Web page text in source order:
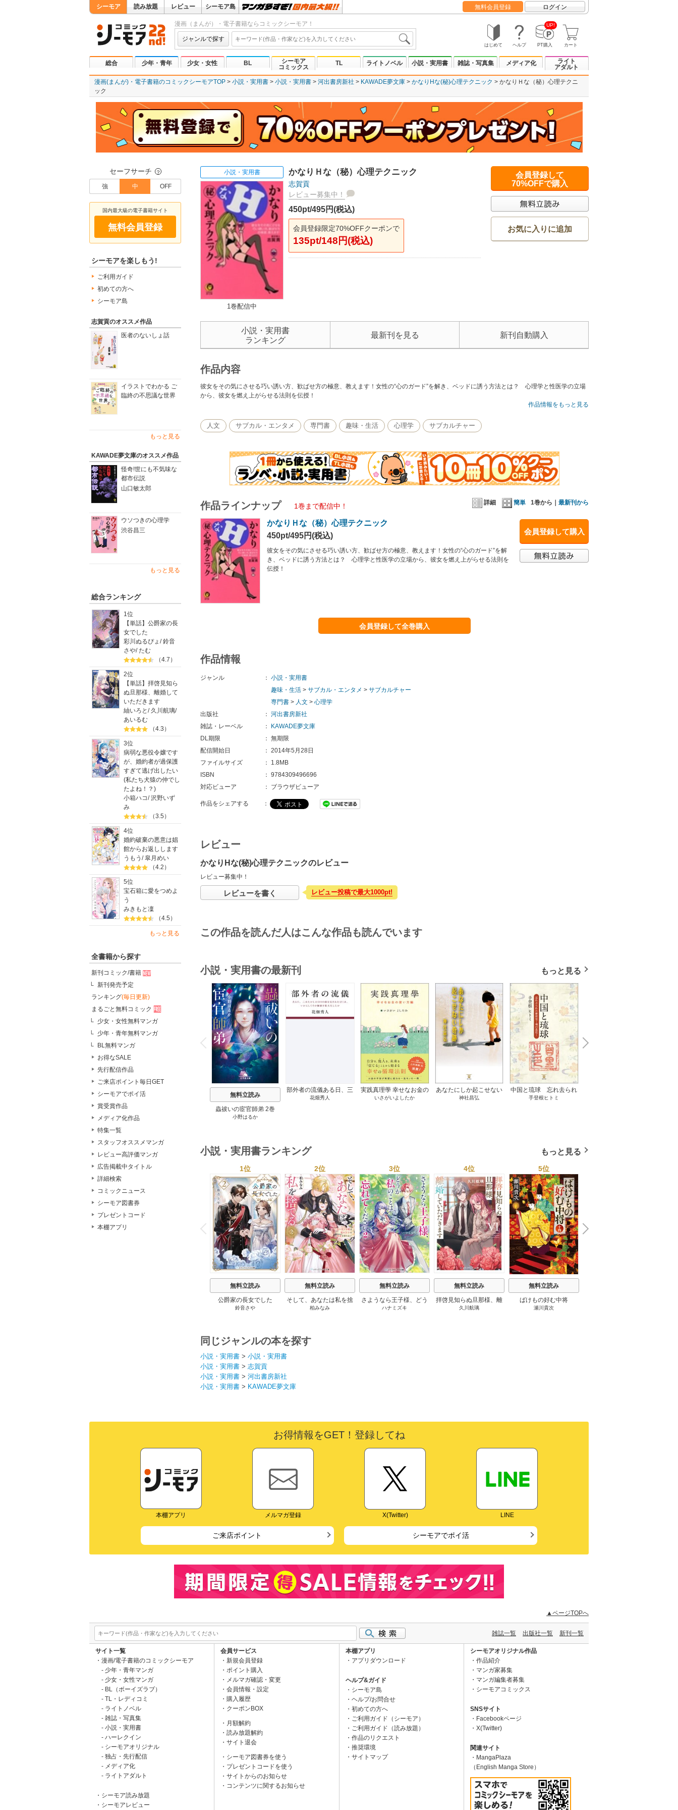
シーモア 読み放題 レビュー シーモア島 無料会員登録 ログイン
漫画（まんが）・電子書籍ならコミックシーモア！
ジャンルで探す
はじめて ヘルプ
UP!
PT購入 カート
総合 少年・青年 少女・女性 BL
シーモア
コミックス
TL ライトノベル 小説・実用書 雑誌・写真集 メディア化
ライト
アダルト
漫画(まんが)・電子書籍のコミックシーモアTOP 小説・実用書 小説・実用書 河出書房新社 KAWADE夢文庫 かなりHな(秘)心理テクニック
かなりＨな（秘）心理テクニ
ック
セーフサーチ ？
強 中 OFF
国内最大級の電子書籍サイト
無料会員登録
シーモアを楽しもう!
ご利用ガイド
初めての方へ
シーモア島
志賀貢のオススメ作品
医者のないしょ話
イラストでわかる ご
臨終の不思議な世界
もっと見る
KAWADE夢文庫のオススメ作品
怪奇!世にも不気味な
都市伝説
山口敏太郎
ウソつきの心理学
渋谷昌三
もっと見る
総合ランキング
1位
【単話】公爵家の長
女でした
彩川ぬるぴょ /鈴音
さや/たむ
（4.7）
2位
【単話】拝啓見知ら
ぬ旦那様、離婚して
いただきます
紬いろと / 久川航璃/
あいるむ
（4.3）
3位
病弱な悪役令嬢です
が、婚約者が過保護
すぎて逃げ出したい
(私たち犬猿の仲でし
たよね！？)
小箱ハコ/沢野いず
み
（3.5）
4位
婚約破棄の悪意は娼
館からお返しします
うもう /皐月めい
（4.2）
5位
宝石箱に愛をつめよ
う
みきもと凜
（4.5）
もっと見る
全書籍から探す
新刊コミック/書籍
新刊発売予定
ランキング(毎日更新)
まるごと無料コミック
少女・女性無料マンガ
少年・青年無料マンガ
BL無料マンガ
お得なSALE
先行配信作品
ご来店ポイント毎日GET
シーモアでポイ活
賞受賞作品
メディア化作品
特集一覧
スタッフオススメマンガ
レビュー高評価マンガ
広告掲載中タイトル
詳細検索
コミックニュース
シーモア図書券
プレゼントコード
本棚アプリ
小説・実用書
1巻配信中
かなりＨな（秘）心理テクニック
志賀貢
レビュー募集中！
450pt/495円(税込)
会員登録限定70%OFFクーポンで
135pt/148円(税込)
会員登録して
70%OFFで購入
お気に入りに追加
小説・実用書
ランキング
最新刊を見る 新刊自動購入
作品内容
彼女をその気にさせる巧い誘い方、歓ばせ方の極意、教えます！女性の“心のガード”を解き、ベッドに誘う方法とは？ 心理学と性医学の立場
から、彼女を燃え上がらせる法則を伝授！
作品情報をもっと見る
人文 サブカル・エンタメ 専門書 趣味・生活 心理学 サブカルチャー
詳細 簡単 1巻から｜ 最新刊から
作品ラインナップ 1巻まで配信中！
会員登録して購入
かなりＨな（秘）心理テクニック
450pt/495円(税込)
彼女をその気にさせる巧い誘い方、歓ばせ方の極意、教えます！女性の“心のガード”を解
き、ベッドに誘う方法とは？ 心理学と性医学の立場から、彼女を燃え上がらせる法則を
伝授！
会員登録して全巻購入
作品情報
ジャンル ： 小説・実用書
趣味・生活 > サブカル・エンタメ > サブカルチャー
専門書 > 人文 > 心理学
出版社
： 河出書房新社
雑誌・レーベル
：
KAWADE夢文庫
DL期限
： 無期限
配信開始日
： 2014年5月28日
ファイルサイズ
：
1.8MB
ISBN
： 9784309496696
対応ビューア
： ブラウザビューア
作品をシェアする ：
レビュー
かなりHな(秘)心理テクニックのレビュー
レビュー募集中！
レビューを書く レビュー投稿で最大1000pt!
この作品を読んだ人はこんな作品も読んでいます
小説・実用書の最新刊 もっと見る
P
r
e
v
i
o
u
s
無料立読み
蟲祓いの宦官師弟 2巻
小野はるか
部外者の流儀ある日、三
木たかしの5000曲を託さ
花畑秀人
実践真理學 幸せなお金の
使い方編 1巻
いさがいよしたか
あなたにしか起こせない
奇跡 1巻
神社昌弘
中国と琉球 忘れ去られ
た冊封史―魂の進化― 1
手登根ヒトミ
N
e
x
t
小説・実用書ランキング もっと見る
P
r
e
v
i
o
u
s
1位
無料立読み
公爵家の長女でした
鈴音さや
2位
無料立読み
そして、あなたは私を捨
てる
柏みなみ
3位
無料立読み
さようなら王子様、どう
か私のことは忘れてくだ
ハナミズキ
4位
無料立読み
拝啓見知らぬ旦那様、離
婚していただきます
久川航璃
5位
無料立読み
ばけもの好む中将
瀬川貴次
N
e
x
t
同じジャンルの本を探す
小説・実用書 > 小説・実用書
小説・実用書 > 志賀貢
小説・実用書 > 河出書房新社
小説・実用書 > KAWADE夢文庫
お得情報をGET！登録してね
本棚アプリ メルマガ登録 X(Twitter) LINE
ご来店ポイント シーモアでポイ活
▲ページTOPへ
雑誌一覧 出版社一覧 新刊一覧
サイト一覧
漫画/電子書籍のコミックシーモア
少年・青年マンガ
少女・女性マンガ
BL（ボーイズラブ）
TL・レディコミ
ライトノベル
雑誌・写真集
小説・実用書
ハーレクイン
シーモアオリジナル
独占・先行配信
メディア化
ライトアダルト
シーモア読み放題
シーモアレビュー
会員サービス
新規会員登録
ポイント購入
メルマガ確認・変更
会員情報・設定
購入履歴
クーポンBOX
月額解約
読み放題解約
サイト退会
シーモア図書券を使う
プレゼントコードを使う
サイトからのお知らせ
コンテンツに関するお知らせ
本棚アプリ
アプリダウンロード
ヘルプ&ガイド
シーモア島
ヘルプ/お問合せ
初めての方へ
ご利用ガイド（シーモア）
ご利用ガイド（読み放題）
作品のリクエスト
推奨環境
サイトマップ
シーモアオリジナル作品
作品紹介
マンガ家募集
マンガ編集者募集
シーモアコミックス
SNSサイト
Facebookページ
X(Twitter)
関連サイト
MangaPlaza
（English Manga Store）